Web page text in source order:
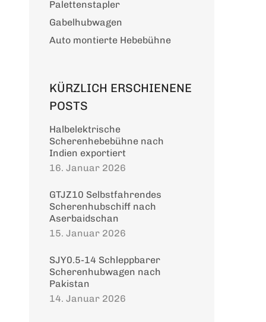
Palettenstapler
Gabelhubwagen
Auto montierte Hebebühne
KÜRZLICH ERSCHIENENE
POSTS
Halbelektrische
Scherenhebebühne nach
Indien exportiert
16. Januar 2026
GTJZ10 Selbstfahrendes
Scherenhubschiff nach
Aserbaidschan
15. Januar 2026
SJY0.5-14 Schleppbarer
Scherenhubwagen nach
Pakistan
14. Januar 2026